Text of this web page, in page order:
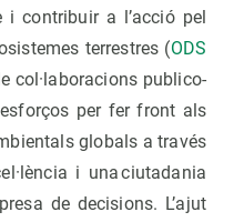
i contribuir a l’acció pel
terrestres (ODS
col·laboracions publico-
per fer front als
globals a través
i una ciutadania
de decisions. L’ajut